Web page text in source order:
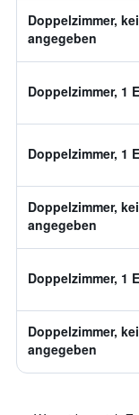
Doppelzimmer,
angegeben
Doppelzimmer, 1
Doppelzimmer, 1
Doppelzimmer,
angegeben
Doppelzimmer, 1
Doppelzimmer,
angegeben